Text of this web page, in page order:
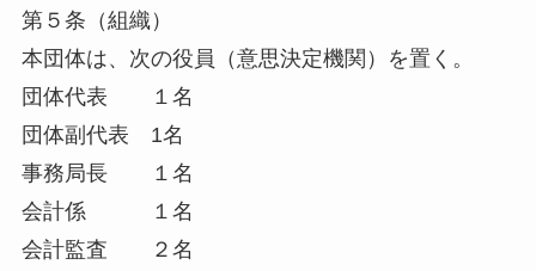
第５条（組織）
本団体は、次の役員（意思決定機関）を置く。
団体代表 １名
団体副代表 1名
事務局長 １名
会計係 １名
会計監査 ２名